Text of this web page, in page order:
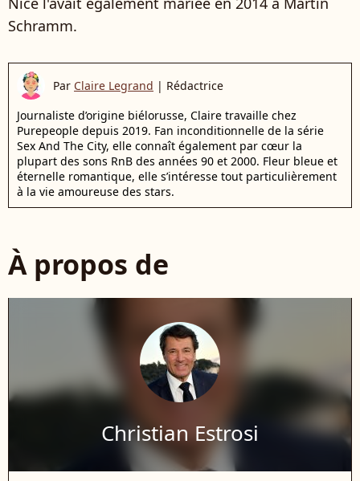
Schramm.
Par Claire Legrand | Rédactrice
Journaliste d’origine biélorusse, Claire travaille chez
Purepeople depuis 2019. Fan inconditionnelle de la série
Sex And The City, elle connaît également par cœur la
plupart des sons RnB des années 90 et 2000. Fleur bleue et
éternelle romantique, elle s’intéresse tout particulièrement
à la vie amoureuse des stars.
À propos de
Christian Estrosi